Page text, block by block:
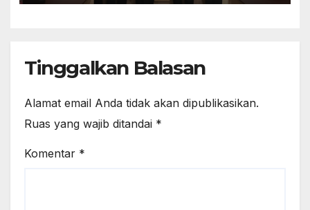
Tinggalkan Balasan
Alamat email Anda tidak akan dipublikasikan.
Ruas yang wajib ditandai *
Komentar *